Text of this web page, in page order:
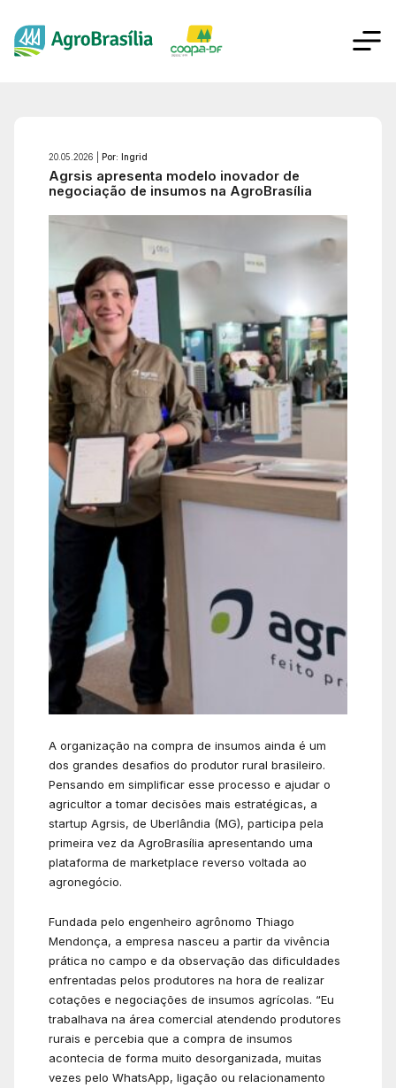
20.05.2026 | Por: Ingrid
Agrsis apresenta modelo inovador de
negociação de insumos na AgroBrasília
A organização na compra de insumos ainda é um
dos grandes desafios do produtor rural brasileiro.
Pensando em simplificar esse processo e ajudar o
agricultor a tomar decisões mais estratégicas, a
startup Agrsis, de Uberlândia (MG), participa pela
primeira vez da AgroBrasília apresentando uma
plataforma de marketplace reverso voltada ao
agronegócio.
Fundada pelo engenheiro agrônomo Thiago
Mendonça, a empresa nasceu a partir da vivência
prática no campo e da observação das dificuldades
enfrentadas pelos produtores na hora de realizar
cotações e negociações de insumos agrícolas. “Eu
trabalhava na área comercial atendendo produtores
rurais e percebia que a compra de insumos
acontecia de forma muito desorganizada, muitas
vezes pelo WhatsApp, ligação ou relacionamento